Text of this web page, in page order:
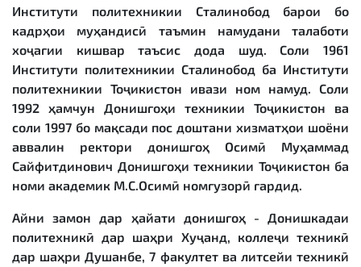
Институти политехникии Сталинобод барои бо
кадрҳои муҳандисӣ таъмин намудани талаботи
хоҷагии кишвар таъсис дода шуд. Соли 1961
Институти политехникии Сталинобод ба Институти
политехникии Тоҷикистон ивази ном намуд. Соли
1992 ҳамчун Донишгоҳи техникии Тоҷикистон ва
соли 1997 бо мақсади пос доштани хизматҳои шоёни
аввалин ректори донишгоҳ Осимӣ Муҳаммад
Сайфитдинович Донишгоҳи техникии Тоҷикистон ба
номи академик М.С.Осимӣ номгузорӣ гардид.
Айни замон дар ҳайати донишгоҳ - Донишкадаи
политехникӣ дар шаҳри Хуҷанд, коллеҷи техникӣ
дар шаҳри Душанбе, 7 факултет ва литсейи техникӣ